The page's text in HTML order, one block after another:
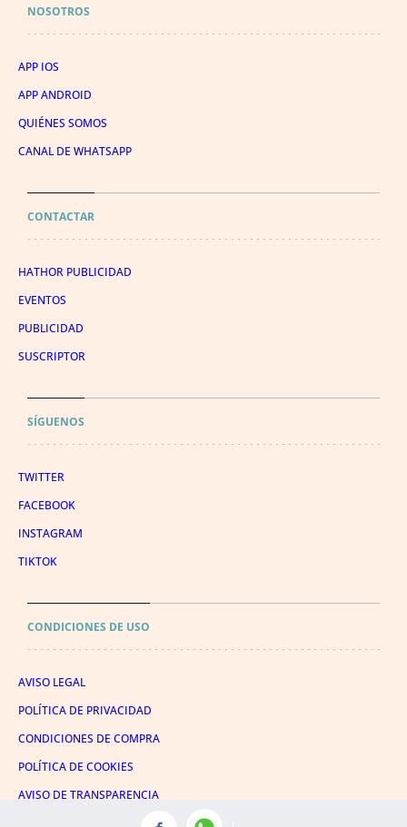
NOSOTROS
APP IOS
APP ANDROID
QUIÉNES SOMOS
CANAL DE WHATSAPP
CONTACTAR
HATHOR PUBLICIDAD
EVENTOS
PUBLICIDAD
SUSCRIPTOR
SÍGUENOS
TWITTER
FACEBOOK
INSTAGRAM
TIKTOK
CONDICIONES DE USO
AVISO LEGAL
POLÍTICA DE PRIVACIDAD
CONDICIONES DE COMPRA
POLÍTICA DE COOKIES
AVISO DE TRANSPARENCIA